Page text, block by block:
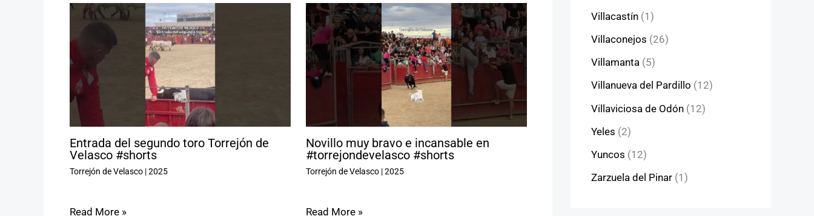
Entrada del segundo toro Torrejón de
Velasco #shorts
Torrejón de Velasco|2025
Read More »
Novillo muy bravo e incansable en
#torrejondevelasco #shorts
Torrejón de Velasco|2025
Read More »
Villacastín (1)
Villaconejos (26)
Villamanta (5)
Villanueva del Pardillo (12)
Villaviciosa de Odón (12)
Yeles (2)
Yuncos (12)
Zarzuela del Pinar (1)